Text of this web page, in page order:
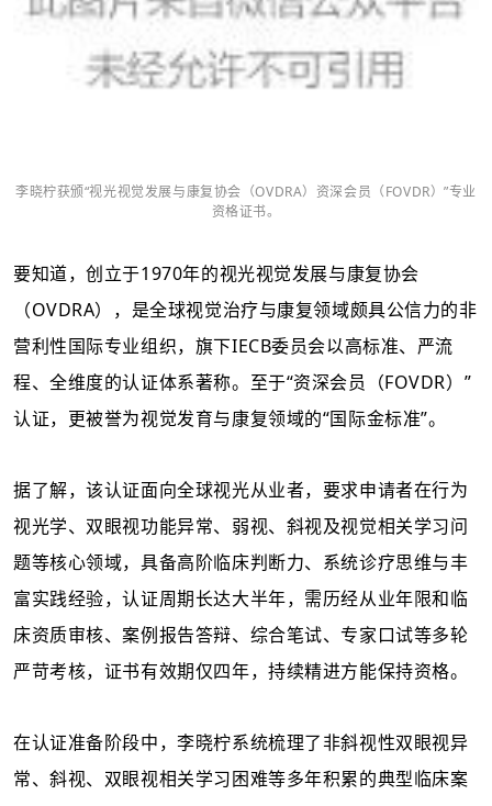
李晓柠获颁“视光视觉发展与康复协会（OVDRA）资深会员（FOVDR）”专业
资格证书。
要知道，创立于1970年的视光视觉发展与康复协会
（OVDRA），是全球视觉治疗与康复领域颇具公信力的非
营利性国际专业组织，旗下IECB委员会以高标准、严流
程、全维度的认证体系著称。至于“资深会员（FOVDR） ”
认证，更被誉为视觉发育与康复领域的“国际金标准”。
据了解，该认证面向全球视光从业者，要求申请者在行为
视光学、双眼视功能异常、弱视、斜视及视觉相关学习问
题等核心领域，具备高阶临床判断力、系统诊疗思维与丰
富实践经验，认证周期长达大半年，需历经从业年限和临
床资质审核、案例报告答辩、综合笔试、专家口试等多轮
严苛考核，证书有效期仅四年，持续精进方能保持资格。
在认证准备阶段中，李晓柠系统梳理了非斜视性双眼视异
常、斜视、双眼视相关学习困难等多年积累的典型临床案